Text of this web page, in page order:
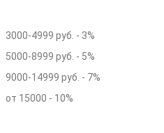
3000-4999 руб. - 3%
5000-8999 руб. - 5%
9000-14999 руб. - 7%
от 15000 - 10%